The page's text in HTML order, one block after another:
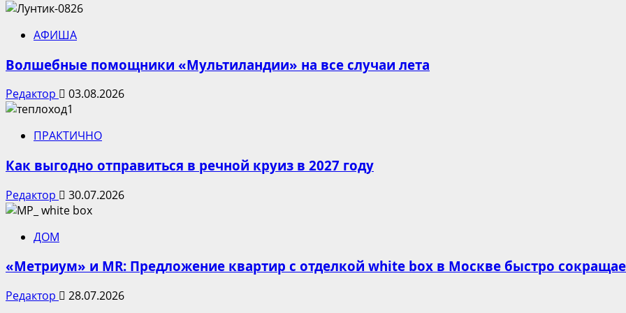
АФИША
Волшебные помощники «Мультиландии» на все случаи лета
Редактор 03.08.2026
ПРАКТИЧНО
Как выгодно отправиться в речной круиз в 2027 году
Редактор 30.07.2026
ДОМ
«Метриум» и MR: Предложение квартир с отделкой white box в Москве быстро
Редактор 28.07.2026